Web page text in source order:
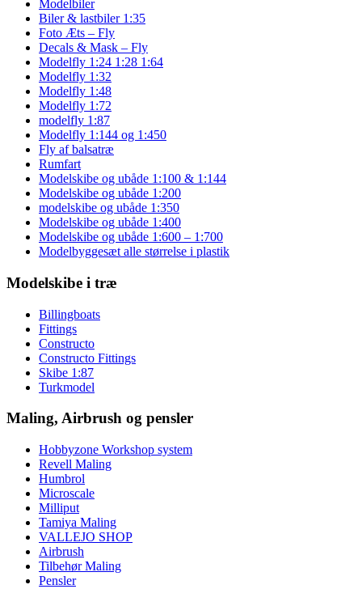
Modelbiler
Biler & lastbiler 1:35
Foto Æts – Fly
Decals & Mask – Fly
Modelfly 1:24 1:28 1:64
Modelfly 1:32
Modelfly 1:48
Modelfly 1:72
modelfly 1:87
Modelfly 1:144 og 1:450
Fly af balsatræ
Rumfart
Modelskibe og ubåde 1:100 & 1:144
Modelskibe og ubåde 1:200
modelskibe og ubåde 1:350
Modelskibe og ubåde 1:400
Modelskibe og ubåde 1:600 – 1:700
Modelbyggesæt alle størrelse i plastik
Modelskibe i træ
Billingboats
Fittings
Constructo
Constructo Fittings
Skibe 1:87
Turkmodel
Maling, Airbrush og pensler
Hobbyzone Workshop system
Revell Maling
Humbrol
Microscale
Milliput
Tamiya Maling
VALLEJO SHOP
Airbrush
Tilbehør Maling
Pensler